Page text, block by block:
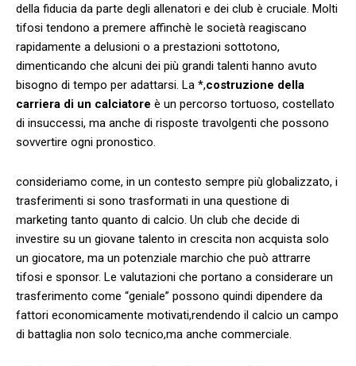
della fiducia da⁢ parte degli allenatori e dei club è cruciale. Molti
⁤tifosi tendono a premere affinchè le società reagiscano
rapidamente a delusioni o a prestazioni sottotono,
dimenticando che alcuni dei più grandi talenti hanno avuto
bisogno di tempo ⁢per adattarsi. La *,costruzione della
carriera di un calciatore è un percorso tortuoso,⁤ costellato
di insuccessi, ma‍ anche di⁣ risposte travolgenti ⁣che possono
sovvertire ogni pronostico.
consideriamo come, in un contesto sempre più globalizzato, i
trasferimenti si ⁤sono trasformati in una questione di
⁣marketing tanto quanto‌ di calcio. Un club⁣ che decide di
investire su un giovane talento in crescita non acquista solo
un ⁢giocatore, ma un potenziale marchio che può attrarre
tifosi e sponsor. Le valutazioni che portano a considerare un
trasferimento come “geniale” ⁢possono quindi dipendere ​da
fattori⁣ economicamente motivati,rendendo il calcio un ‍campo
di battaglia non solo tecnico,ma anche commerciale.